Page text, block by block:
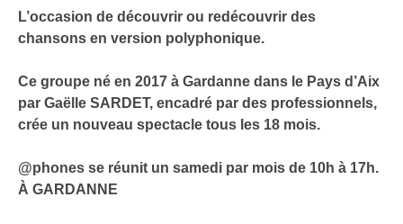
L’occasion de découvrir ou redécouvrir des
chansons en version polyphonique.
Ce groupe né en 2017 à Gardanne dans le Pays d’Aix
par Gaëlle SARDET, encadré par des professionnels,
crée un nouveau spectacle tous les 18 mois.
@phones se réunit un samedi par mois de 10h à 17h.
À GARDANNE